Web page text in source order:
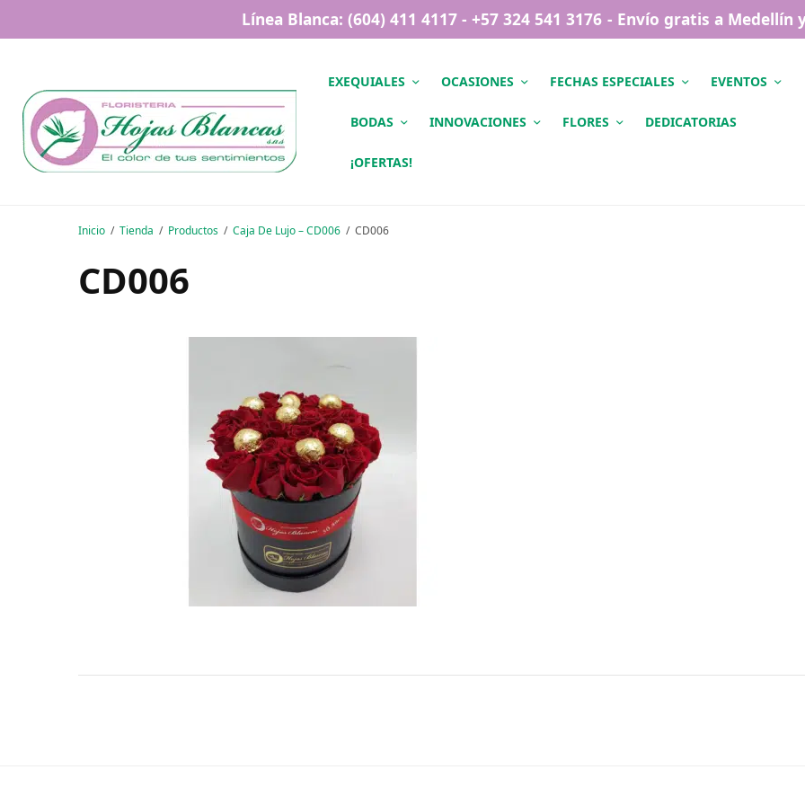
Línea Blanca: (604) 411 4117 - +57 324 541 3176 - Envío gratis a
EXEQUIALES OCASIONES FECHAS ESPECIALES EVENTOS
BODAS INNOVACIONES FLORES DEDICATORIAS
¡OFERTAS!
Inicio Tienda Productos Caja De Lujo – CD006 CD006
CD006